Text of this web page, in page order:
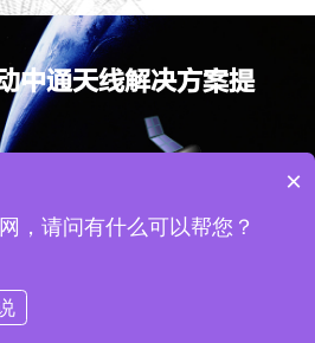
产品系列
×
，请问有什么可以帮您？
拨打电话